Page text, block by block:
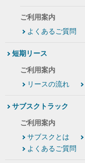
ご利用案内
よくあるご質問
短期リース
ご利用案内
リースの流れ
サブスクトラック
ご利用案内
サブスクとは
よくあるご質問